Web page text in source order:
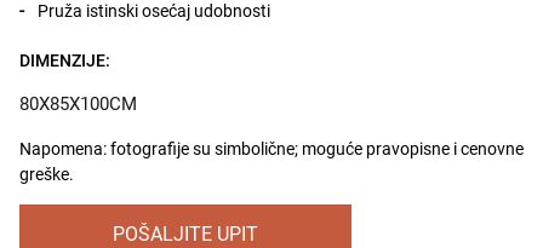
Pruža istinski osećaj udobnosti
DIMENZIJE:
80X85X100CM
Napomena: fotografije su simbolične; moguće pravopisne i cenovne
greške.
POŠALJITE UPIT